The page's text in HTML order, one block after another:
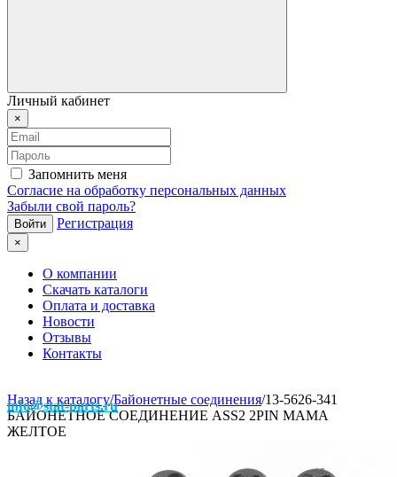
Личный кабинет
×
Запомнить меня
Согласие на обработку персональных данных
Забыли свой пароль?
Регистрация
×
О компании
Скачать каталоги
Оплата и доставка
Новости
Отзывы
Контакты
info@stat-parts.ru
Назад к каталогу/Байонетные соединения/13-5626-341
БАЙОНЕТНОЕ СОЕДИНЕНИЕ ASS2 2PIN МАМА
ЖЕЛТОЕ